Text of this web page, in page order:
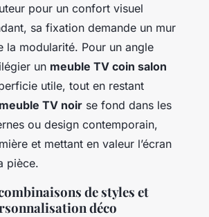
pour un confort visuel
sa fixation demande un mur
la modularité. Pour un angle
un meuble TV coin salon
utile, tout en restant
meuble TV noir se fond dans les
ou design contemporain,
et mettant en valeur l’écran
pièce.
de styles et
déco